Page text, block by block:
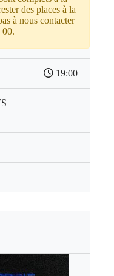
des places à la
à nous contacter
00.
19:00